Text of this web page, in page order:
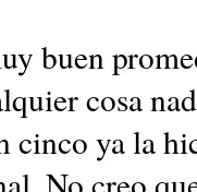
buen
cosa
cinco ya la